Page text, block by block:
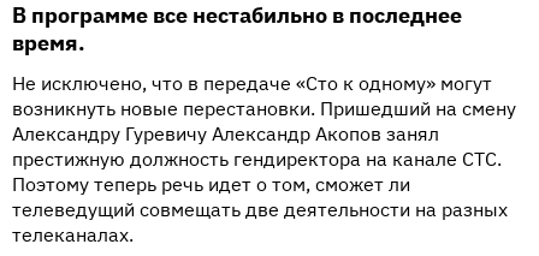
В программе все нестабильно в последнее
время.
Не исключено, что в передаче «Сто к одному» могут
возникнуть новые перестановки. Пришедший на смену
Александру Гуревичу Александр Акопов занял
престижную должность гендиректора на канале СТС.
Поэтому теперь речь идет о том, сможет ли
телеведущий совмещать две деятельности на разных
телеканалах.